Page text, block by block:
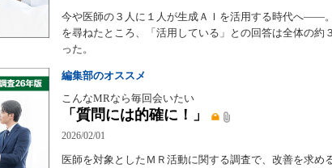
今や医師の３人に１人が生成ＡＩを活用する時代へ――
を尋ねたところ、「活用している」との回答は全体の約
った。
編集部のオススメ
こんなMRなら毎回会いたい
「質問には的確に！」
2026/02/01
医師を対象としたＭＲ活動に関する調査で、改善を求め